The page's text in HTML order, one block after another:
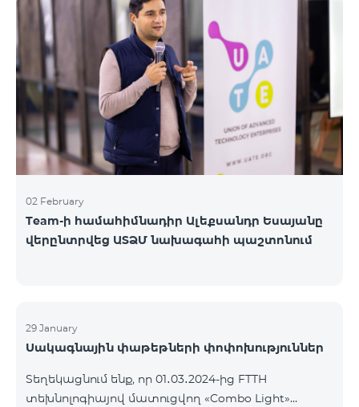
ցանց», «Բիզնես-ակտիվ», «Էքսկլյուզիվ Բիզնես»,
«Լավագույն գործընկեր»
02 February
Team-ի համահիմնադիր Ալեքսանդր Եսայանը
վերընտրվեց ԱՏՁՄ նախագահի պաշտոնում
29 January
Սակագնային փաթեթների փոփոխություններ
Տեղեկացնում ենք, որ 01․03․2024-ից FTTH
տեխնոլոգիայով մատուցվող «Combo Light»